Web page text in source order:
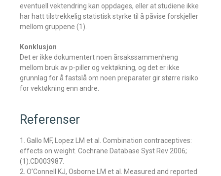
eventuell vektendring kan oppdages, eller at studiene ikke
har hatt tilstrekkelig statistisk styrke til å påvise forskjeller
mellom gruppene (1).
Konklusjon
Det er ikke dokumentert noen årsakssammenheng
mellom bruk av p-piller og vektøkning, og det er ikke
grunnlag for å fastslå om noen preparater gir større risiko
for vektøkning enn andre.
Referenser
1. Gallo MF, Lopez LM et al. Combination contraceptives:
effects on weight. Cochrane Database Syst Rev 2006;
(1):CD003987.
2. O’Connell KJ, Osborne LM et al. Measured and reported